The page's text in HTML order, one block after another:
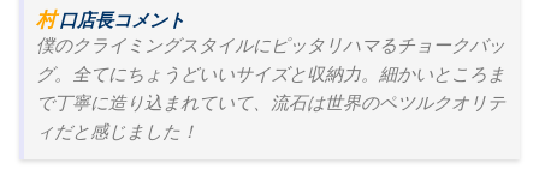
村口店長コメント
僕のクライミングスタイルにピッタリハマるチョークバッ
グ。全てにちょうどいいサイズと収納力。細かいところま
で丁寧に造り込まれていて、流石は世界のペツルクオリテ
ィだと感じました！